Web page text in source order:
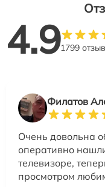
4.91799
Филатов
Очень довольна
оперативно
телевизоре,
просмотром